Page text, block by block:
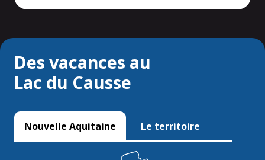
Des vacances au
Lac du Causse
Nouvelle Aquitaine Le territoire